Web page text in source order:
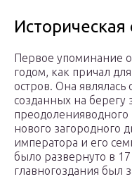
Историческая
Первое упоминание
годом, как причал
остров. Она
созданных на берегу
преодоленияводного
нового загородного
императора и его
было развернуто в
главногоздания был